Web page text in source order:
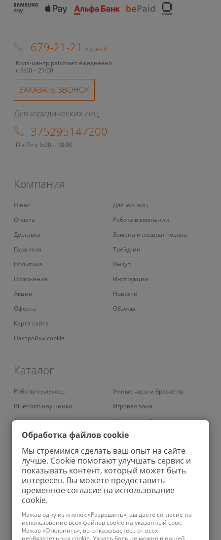
679-21-21
единый
Колл-центр работает ежедневно
с 9:00 – 21:00
ЗАКАЗАТЬ ЗВОНОК
Для юридических лиц
375295147200
Пн-Пт с 9:00 – 18:00
Компания
О нас
Оплата
Доставка
Гарантия
Политика
Положение
Акции
Оферта
Карта сайта
Настройки cookie
Для юр. лиц
Работа в компании
Замена и возврат товара
Трейд-ин
Выкуп
Инструкции
Новости
Обзоры
Каталог
Роботы-пылесосы
Bluetooth наушники
Телевизоры
Умные кондиционеры
Вертикальные пылесосы
Проекторы
Роботы-мойщики окон
Колонки
Планшеты
Умные часы и браслеты
Игровая зона
Смарт-устройства
Умный дом
Аудио
Зарядные устройства
Бритвы
Ноутбуки
Ирригаторы
Обработка файлов cookie
Мы стремимся сделать ваш опыт на сайте
лучше. Cookie помогают улучшать сервис и
показывать контент, который может быть
интересен. Вы можете предоставить
временное согласие на использование
cookie.
Нажав одну из кнопок «Разрешить», вы даете согласие на
использование всех файлов cookie на указанный срок.
Нажав «Отклонить», вы отказываетесь от всех
необязательных cookie. Узнать больше можно в нашей